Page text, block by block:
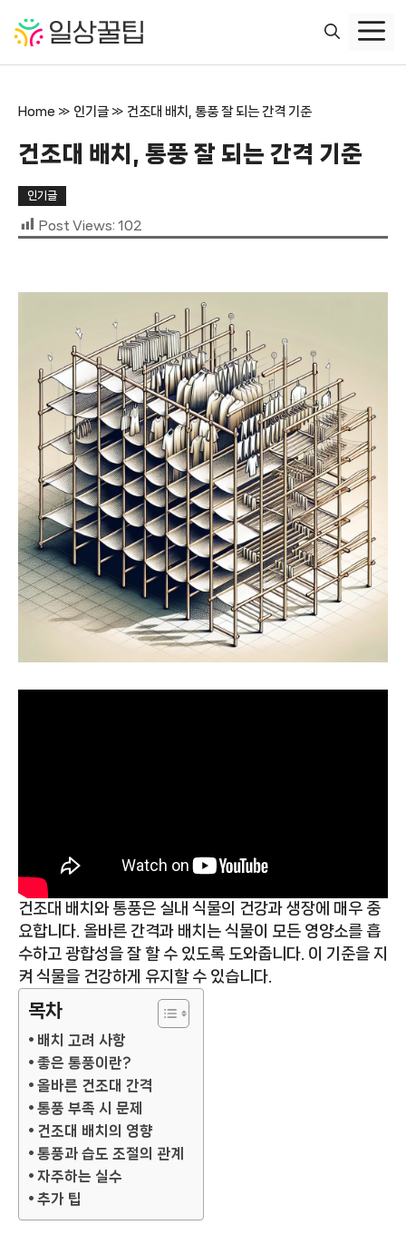
Home » 인기글 » 건조대 배치, 통풍 잘 되는 간격 기준
건조대 배치, 통풍 잘 되는 간격 기준
인기글
Post Views: 102
건조대 배치와 통풍은 실내 식물의 건강과 생장에 매우 중
요합니다. 올바른 간격과 배치는 식물이 모든 영양소를 흡
수하고 광합성을 잘 할 수 있도록 도와줍니다. 이 기준을 지
켜 식물을 건강하게 유지할 수 있습니다.
목차
배치 고려 사항
좋은 통풍이란?
올바른 건조대 간격
통풍 부족 시 문제
건조대 배치의 영향
통풍과 습도 조절의 관계
자주하는 실수
추가 팁